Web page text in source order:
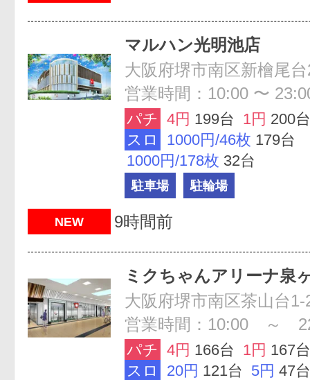
マルハン光明池店
大阪府堺市南区新檜尾
営業時間：10:00 〜
パチ 4円 199台 1円 200台
スロ
1000円/46枚 179台
1000円/178枚 32台
駐車場 駐輪場
NEW 9時間前
ミクちゃんアリーナ泉
大阪府堺市南区茶山台1-
営業時間：10:00 ～
パチ 4円 166台 1円 167台
スロ
20円 121台 5円 47台